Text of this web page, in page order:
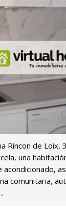
Rincon de Loix,
una
acondicionado,
comunitaria,